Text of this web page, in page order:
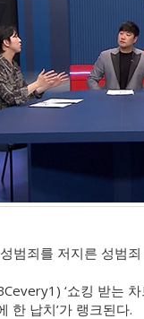
범죄를 저지른 성범
‘쇼킹 받는 차
한 납치’가 랭크된다.